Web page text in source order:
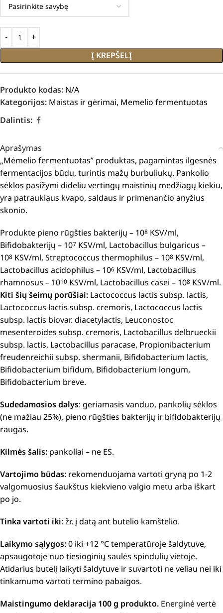
Į KREPŠELĮ
Produkto kodas: N/A
Kategorijos: Maistas ir gėrimai, Memelio fermentuotas
Dalintis:
Aprašymas
„Mėmelio fermentuotas” produktas, pagamintas ilgesnės
fermentacijos būdu, turintis mažų burbuliukų. Pankolio
sėklos pasižymi dideliu vertingų maistinių medžiagų kiekiu,
yra patrauklaus kvapo, saldaus ir primenančio anyžius
skonio.
Produkte pieno rūgšties bakterijų – 108 KSV/ml,
Bifidobakterijų – 107 KSV/ml, Lactobacillus bulgaricus –
108 KSV/ml, Streptococcus thermophilus – 108 KSV/ml,
Lactobacillus acidophilus – 106 KSV/ml, Lactobacillus
rhamnosus – 1010 KSV/ml, Lactobacillus casei – 108 KSV/ml.
Kiti šių šeimų porūšiai: Lactococcus lactis subsp. lactis,
Lactococcus lactis subsp. cremoris, Lactococcus lactis
subsp. lactis biovar. diacetylactis, Leuconostoc
mesenteroides subsp. cremoris, Lactobacillus delbrueckii
subsp. lactis, Lactobacillus paracase, Propionibacterium
freudenreichii subsp. shermanii, Bifidobacterium lactis,
Bifidobacterium bifidum, Bifidobacterium longum,
Bifidobacterium breve.
Sudedamosios dalys: geriamasis vanduo, pankolių sėklos
(ne mažiau 25%), pieno rūgšties bakterijų ir bifidobakterijų
raugas.
Kilmės šalis: pankoliai – ne ES.
Vartojimo būdas: rekomenduojama vartoti gryną po 1-2
valgomuosius šaukštus kiekvieno valgio metu arba iškart
po jo.
Tinka vartoti iki: žr. į datą ant butelio kamštelio.
Laikymo sąlygos:0 iki +12 °C temperatūroje šaldytuve,
apsaugotoje nuo tiesioginių saulės spindulių vietoje.
Atidarius butelį laikyti šaldytuve ir suvartoti ne vėliau nei iki
tinkamumo vartoti termino pabaigos.
Maistingumo deklaracija 100 g produkto. Energinė vertė